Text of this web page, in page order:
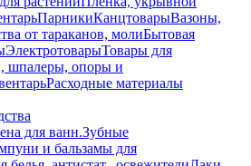
ПарникиКанцтоварыВазоны,
от тараканов, молиБытовая
ЭлектротоварыТовары для
шпалеры, опоры и
Расходные материалы
для ванн.Зубные
и бальзамы для